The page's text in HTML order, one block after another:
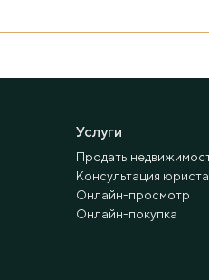
Услуги
Продать
Консультация юриста
Онлайн-просмотр
Онлайн-покупка